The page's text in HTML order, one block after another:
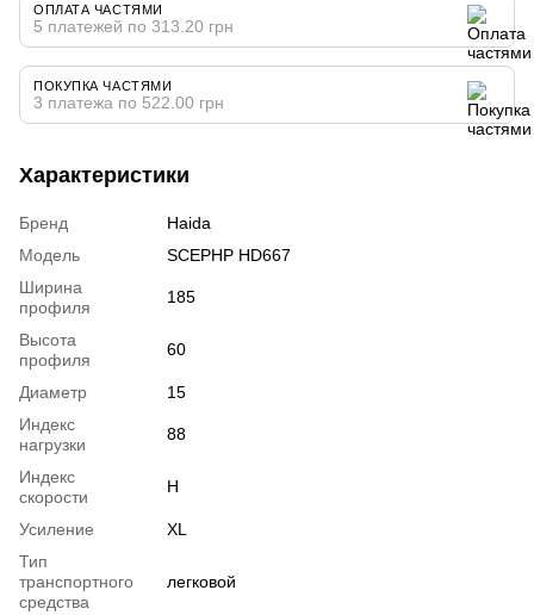
ОПЛАТА ЧАСТЯМИ
5 платежей по 313.20 грн
ПОКУПКА ЧАСТЯМИ
3 платежа по 522.00 грн
Характеристики
Бренд
Haida
Модель
SCEPHP HD667
Ширина
профиля
185
Высота
профиля
60
Диаметр
15
Индекс
нагрузки
88
Индекс
скорости
H
Усиление
XL
Тип
транспортного
средства
легковой